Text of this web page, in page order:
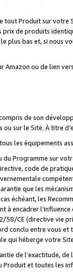
tout Produit sur
prix de produits
plus bas et, si nous
Amazon ou de lien
de son
sur le Site. À titre
les équipements
du Programme sur
code de
que les
échéant, les
à encadrer
CE (directive vie
conclu entre vous
qui héberge votre
de l’exactitude,
et toutes les